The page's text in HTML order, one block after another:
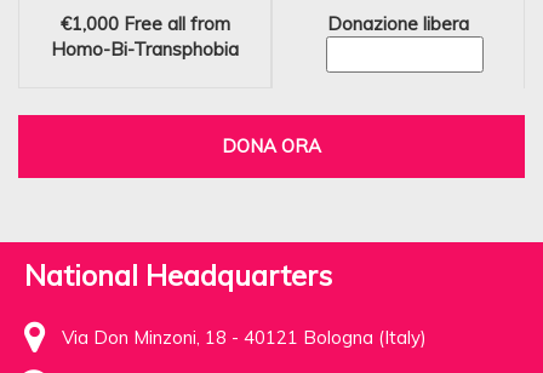
€1,000 Free all from
Homo-Bi-Transphobia
Donazione libera
DONA ORA
National Headquarters
Via Don Minzoni, 18 - 40121 Bologna (Italy)